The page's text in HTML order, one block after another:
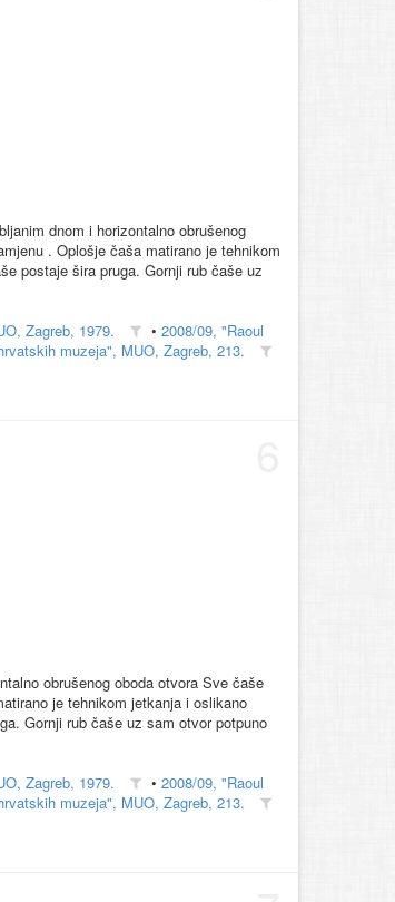
dnom i horizontalno obrušenog
. Oplošje čaša matirano je tehnikom
postaje šira pruga. Gornji rub čaše uz
Zagreb, 1979. • 2008/09, "Raoul
muzeja", MUO, Zagreb, 213.
obrušenog oboda otvora Sve čaše
je tehnikom jetkanja i oslikano
Gornji rub čaše uz sam otvor potpuno
Zagreb, 1979. • 2008/09, "Raoul
muzeja", MUO, Zagreb, 213.